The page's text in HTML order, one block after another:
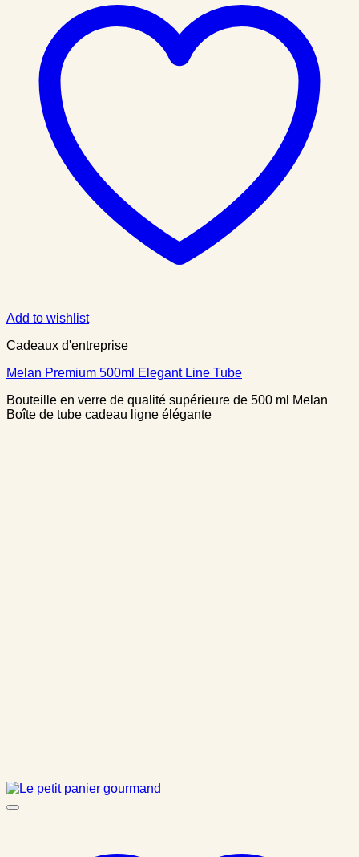
Add to wishlist
Cadeaux d'entreprise
Melan Premium 500ml Elegant Line Tube
Bouteille en verre de qualité supérieure de 500 ml Melan
Boîte de tube cadeau ligne élégante